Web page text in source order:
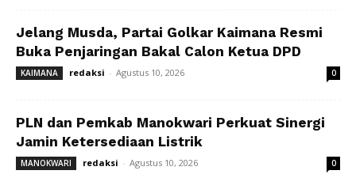
Jelang Musda, Partai Golkar Kaimana Resmi
Buka Penjaringan Bakal Calon Ketua DPD
KAIMANA redaksi - Agustus 10, 2026 0
PLN dan Pemkab Manokwari Perkuat Sinergi
Jamin Ketersediaan Listrik
MANOKWARI redaksi - Agustus 10, 2026 0